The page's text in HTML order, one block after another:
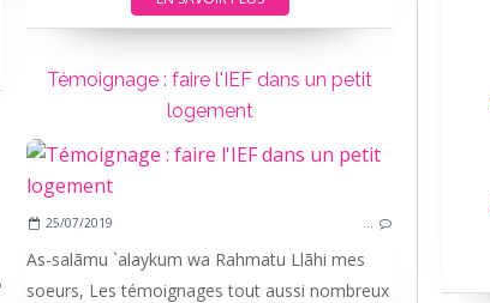
Témoignage : faire l'IEF dans un petit
logement
25/07/2019 …
As-salãmu `alaykum wa Rahmatu Llãhi mes
soeurs, Les témoignages tout aussi nombreux